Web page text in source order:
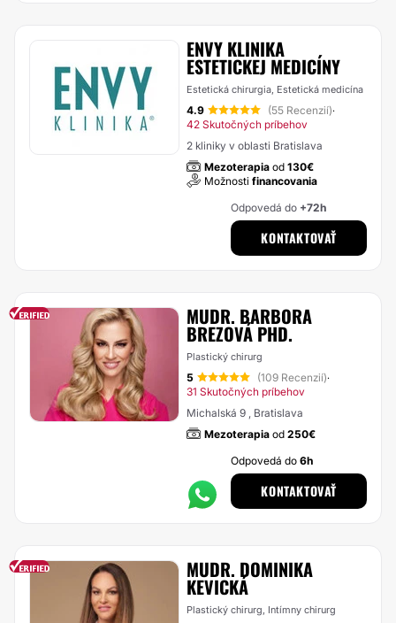
ENVY KLINIKA
ESTETICKEJ MEDICÍNY
Estetická chirurgia, Estetická medicína
4.9 (55 Recenzií)·
42 Skutočných príbehov
2 kliniky v oblasti Bratislava
Mezoterapia od 130€
Možnosti financovania
Odpovedá do +72h
KONTAKTOVAŤ
MUDR. BARBORA
BREZOVÁ PHD.
Plastický chirurg
5 (109 Recenzií)·
31 Skutočných príbehov
Michalská 9 , Bratislava
Mezoterapia od 250€
Odpovedá do6h
KONTAKTOVAŤ
MUDR. DOMINIKA
KEVICKÁ
Plastický chirurg, Intímny chirurg